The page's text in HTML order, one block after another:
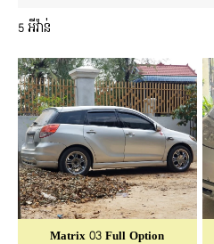
5អីវ៉ាន់
Matrix 03 Full Option